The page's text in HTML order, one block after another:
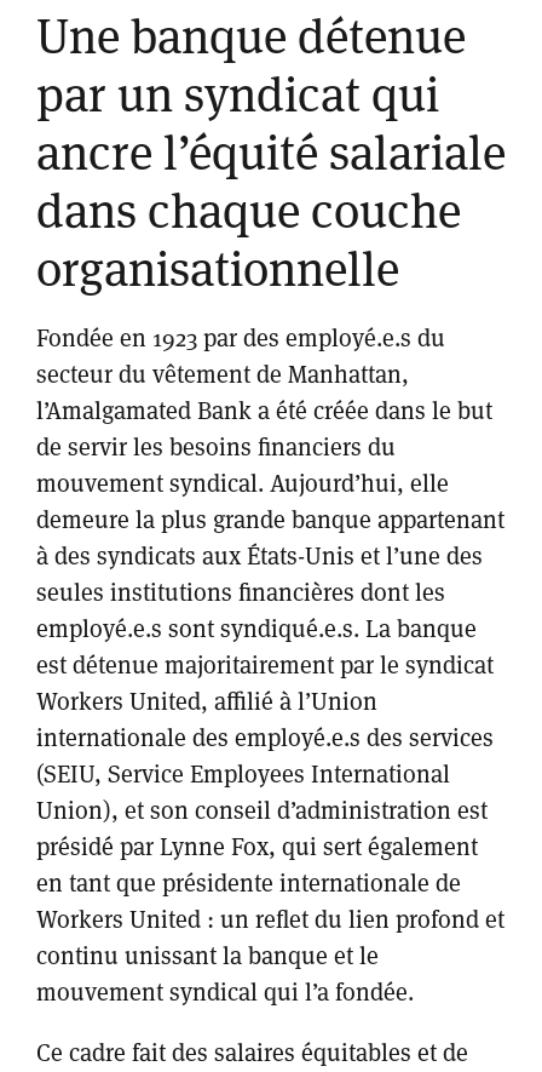
Une banque détenue
par un syndicat qui
ancre l’équité salariale
dans chaque couche
organisationnelle
Fondée en 1923 par des employé.e.s du
secteur du vêtement de Manhattan,
l’Amalgamated Bank a été créée dans le but
de servir les besoins financiers du
mouvement syndical. Aujourd’hui, elle
demeure la plus grande banque appartenant
à des syndicats aux États-Unis et l’une des
seules institutions financières dont les
employé.e.s sont syndiqué.e.s. La banque
est détenue majoritairement par le syndicat
Workers United, affilié à l’Union
internationale des employé.e.s des services
(SEIU, Service Employees International
Union), et son conseil d’administration est
présidé par Lynne Fox, qui sert également
en tant que présidente internationale de
Workers United : un reflet du lien profond et
continu unissant la banque et le
mouvement syndical qui l’a fondée.
Ce cadre fait des salaires équitables et de